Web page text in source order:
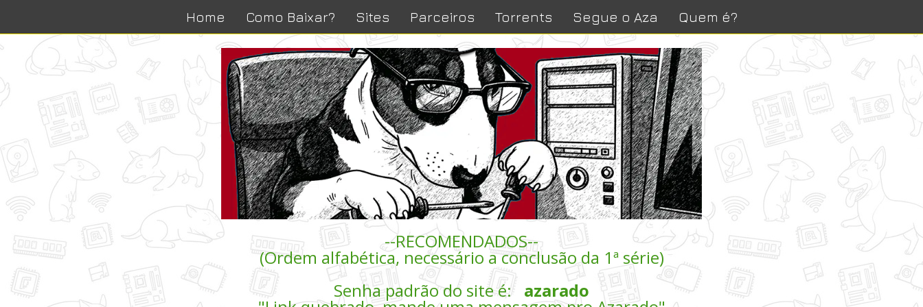
Home Como Baixar? Sites Parceiros Torrents Segue o Aza Quem é?
--RECOMENDADOS--
(Ordem alfabética, necessário a conclusão da 1ª série)
Senha padrão do site é: azarado